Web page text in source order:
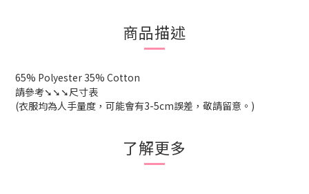
商品描述
65% Polyester 35% Cotton
請參考➘➘➘尺寸表
(衣服均為人手量度，可能會有3-5cm誤差，敬請留意。)
了解更多